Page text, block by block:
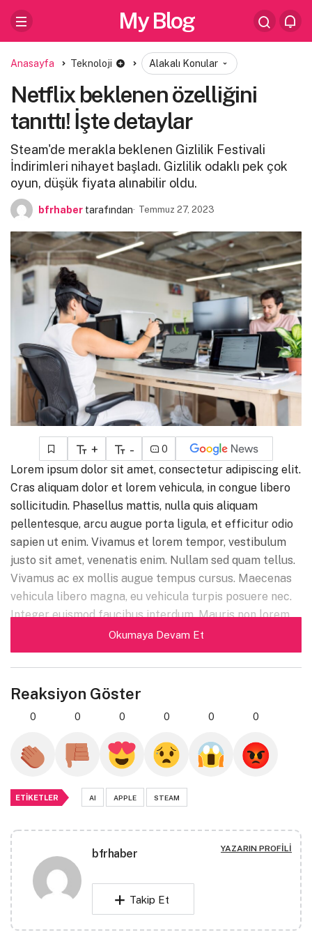
My Blog
Anasayfa Teknoloji Alakalı Konular
Netflix beklenen özelliğini
tanıttı! İşte detaylar
Steam'de merakla beklenen Gizlilik Festivali
İndirimleri nihayet başladı. Gizlilik odaklı pek çok
oyun, düşük fiyata alınabilir oldu.
bfrhaber tarafından Temmuz 27, 2023
+ - 0
Lorem ipsum dolor sit amet, consectetur adipiscing elit.
Cras aliquam dolor et lorem vehicula, in congue libero
sollicitudin. Phasellus mattis, nulla quis aliquam
pellentesque, arcu augue porta ligula, et efficitur odio
sapien ut enim. Vivamus et lorem tempor, vestibulum
justo sit amet, venenatis enim. Nullam sed quam tellus.
Vivamus ac ex mollis augue tempus cursus. Maecenas
vehicula libero magna, eu vehicula turpis posuere nec.
Integer euismod faucibus interdum. Mauris non lorem
posuere, malesuada nibh a, pulvinar risus. Aenean eu ex
ut elit tempus vulputate. Phasellus semper purus
faucibus sem gravida, vitae elementum ex lobortis.
Nam finibus mauris eget hendrerit egestas.
Suspendisse aliquam nunc non dignissim gravida.
Nam auctor sapien sem, sit amet euismod purus
tincidunt non.Curabitur sed suscipit justo, id molestie
dui. Nunc iaculis ipsum vitae mi tempor, nec facilisis
Windows 11 kullanıcıları,
cihazlarının batarya
kullanımını kolaylıkla analiz
edebilecekler
Okumaya Devam Et
Reaksiyon Göster
0 0 0 0 0 0
ETIKETLER AI APPLE STEAM
bfrhaber YAZARIN PROFILI
Takip Et